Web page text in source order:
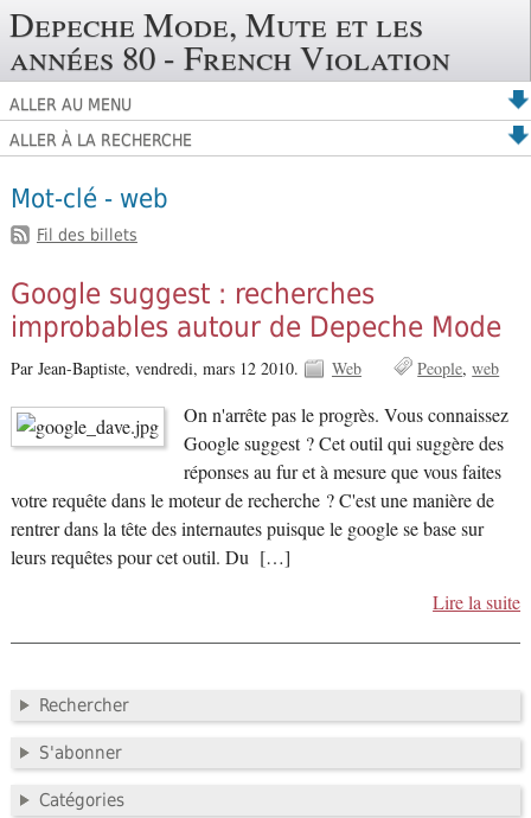
Depeche Mode, Mute et les
années 80 - French Violation
ALLER AU MENU
ALLER À LA RECHERCHE
Mot-clé - web
Fil des billets
Google suggest : recherches
improbables autour de Depeche Mode
Par Jean-Baptiste, vendredi, mars 12 2010. Web People web
On n'arrête pas le progrès. Vous connaissez
Google suggest ? Cet outil qui suggère des
réponses au fur et à mesure que vous faites
votre requête dans le moteur de recherche ? C'est une manière de
rentrer dans la tête des internautes puisque le google se base sur
leurs requêtes pour cet outil. Du […]
Lire la suite
Rechercher
S'abonner
Catégories